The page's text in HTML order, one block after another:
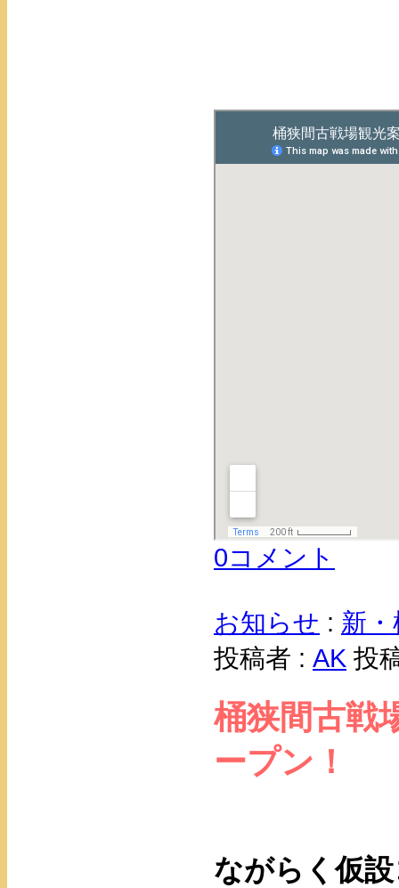
0コメント
お知らせ : 新
投稿者 : AK 投
桶狭間古戦
ープン！
ながらく仮